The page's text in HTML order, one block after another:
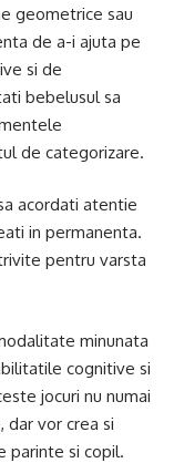
geometrice sau
de a-i ajuta pe
si de
bebelusul sa
de categorizare.
acordati atentie
in permanenta.
pentru varsta
minunata
cognitive si
jocuri nu numai
dar vor crea si
parinte si copil.